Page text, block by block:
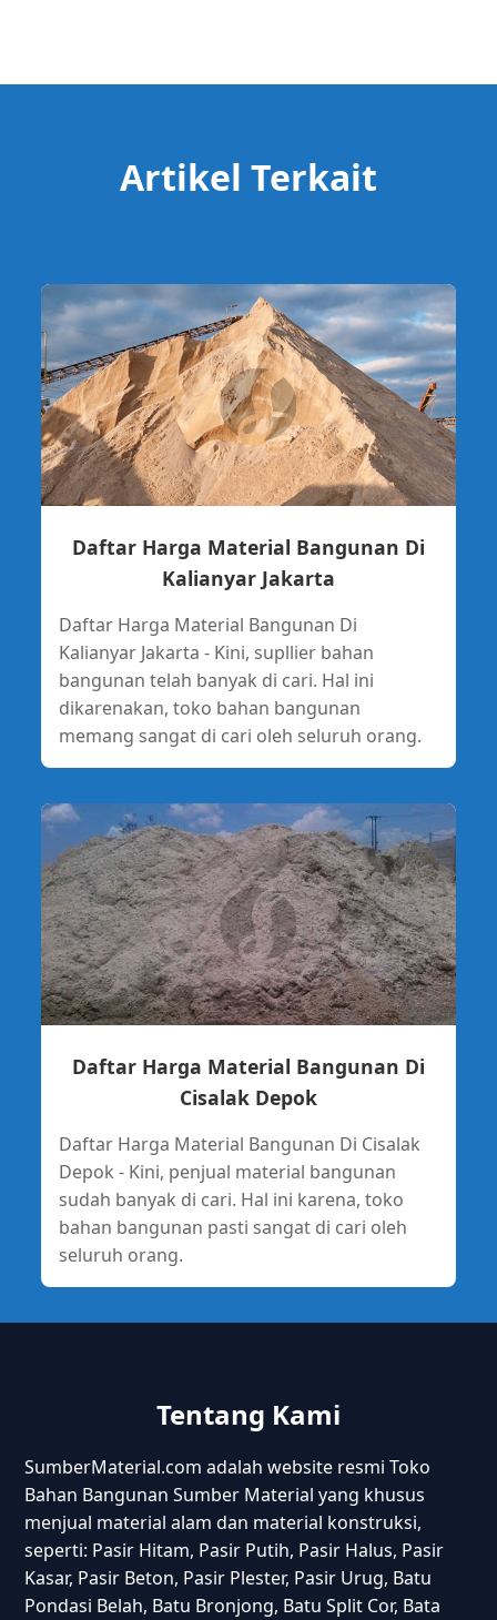
Artikel Terkait
Daftar Harga Material Bangunan Di
Kalianyar Jakarta
Daftar Harga Material Bangunan Di
Kalianyar Jakarta - Kini, supllier bahan
bangunan telah banyak di cari. Hal ini
dikarenakan, toko bahan bangunan
memang sangat di cari oleh seluruh orang.
Daftar Harga Material Bangunan Di
Cisalak Depok
Daftar Harga Material Bangunan Di Cisalak
Depok - Kini, penjual material bangunan
sudah banyak di cari. Hal ini karena, toko
bahan bangunan pasti sangat di cari oleh
seluruh orang.
Tentang Kami
SumberMaterial.com adalah website resmi Toko
Bahan Bangunan Sumber Material yang khusus
menjual material alam dan material konstruksi,
seperti: Pasir Hitam, Pasir Putih, Pasir Halus, Pasir
Kasar, Pasir Beton, Pasir Plester, Pasir Urug, Batu
Pondasi Belah, Batu Bronjong, Batu Split Cor, Bata